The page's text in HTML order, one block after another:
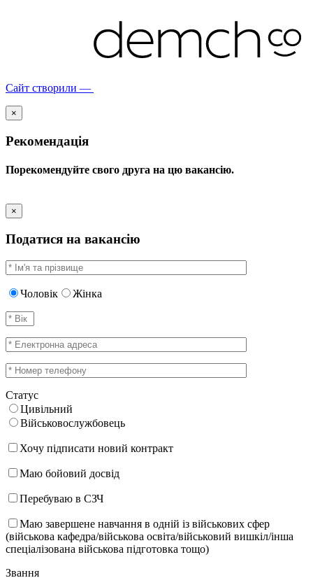
Сайт створили —
×
Рекомендація
Порекомендуйте свого друга на цю вакансію.
×
Податися на вакансію
Чоловік Жінка
Статус
Цивільний
Військовослужбовець
Хочу підписати новий контракт
Маю бойовий досвід
Перебуваю в СЗЧ
Маю завершене навчання в одній із військових сфер
(військова кафедра/військова освіта/військовий вишкіл/інша
спеціалізована військова підготовка тощо)
Звання